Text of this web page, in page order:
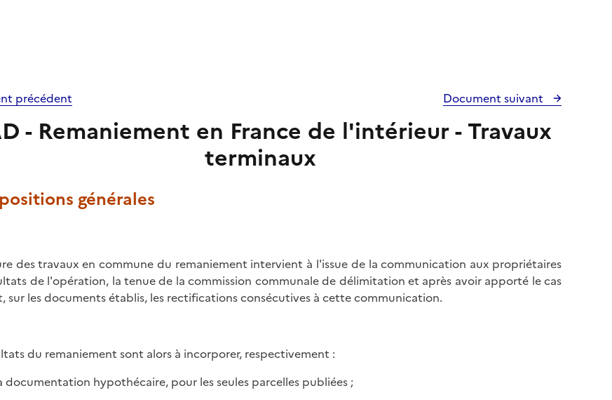
précédent Document suivant
- Remaniement en France de l'intérieur - Travaux
terminaux
générales
des travaux en commune du remaniement intervient à l'issue de la communication aux propriétaires
de l'opération, la tenue de la commission communale de délimitation et après avoir apporté le cas
sur les documents établis, les rectifications consécutives à cette communication.
du remaniement sont alors à incorporer, respectivement :
documentation hypothécaire, pour les seules parcelles publiées ;